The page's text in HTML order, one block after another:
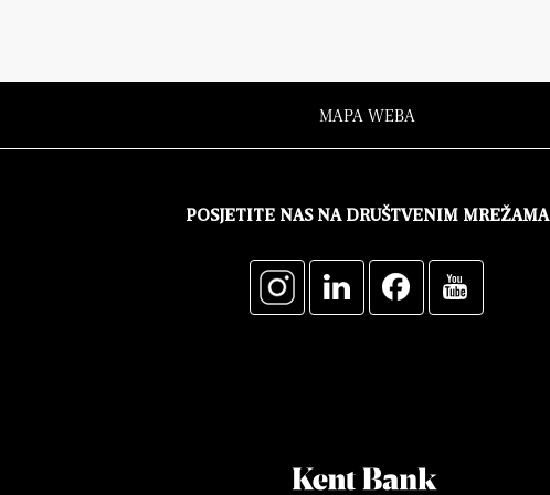
MAPA WEBA
POSJETITE NAS NA DRUŠTVENIM MREŽAMA